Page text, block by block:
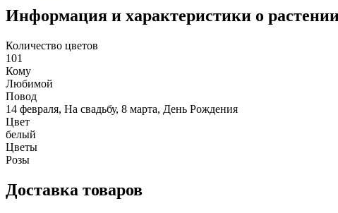
Информация и характеристики о
Количество цветов
101
Кому
Любимой
Повод
14 февраля, На свадьбу, 8 марта, День Рождения
Цвет
белый
Цветы
Розы
Доставка товаров